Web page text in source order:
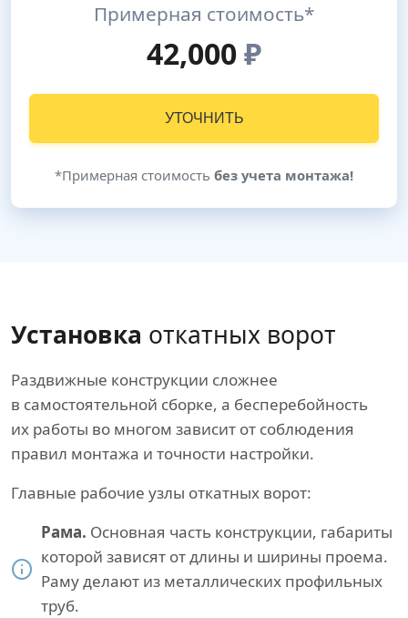
Примерная стоимость*
42,000₽
УТОЧНИТЬ
*Примерная стоимость без учета монтажа!
Установка откатных ворот
Раздвижные конструкции сложнее
в самостоятельной сборке, а бесперебойность
их работы во многом зависит от соблюдения
правил монтажа и точности настройки.
Главные рабочие узлы откатных ворот:
Рама. Основная часть конструкции, габариты
которой зависят от длины и ширины проема.
Раму делают из металлических профильных
труб.